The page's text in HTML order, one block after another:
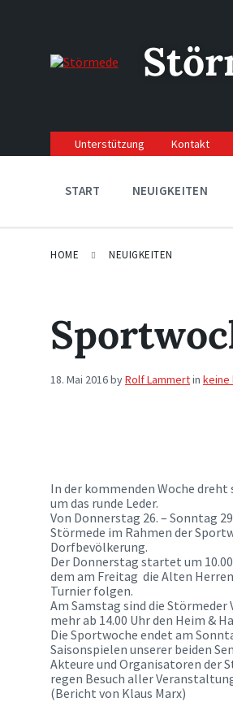
navigation
Unterstützung Kontakt
START NEUIGKEITEN
HOME NEUIGKEITEN
18. Mai 2016byRolf Lammertin keine
In der kommenden Woche
um das runde Leder.
Von Donnerstag 26. – Sonntag
Störmede im Rahmen der
Dorfbevölkerung.
Der Donnerstag startet um
dem am Freitag die Alten
Turnier folgen.
Am Samstag sind die Störmeder
mehr ab 14.00 Uhr den Heim &
Die Sportwoche endet am
Saisonspielen unserer beiden
Akteure und Organisatoren der
regen Besuch aller
(Bericht von Klaus Marx)